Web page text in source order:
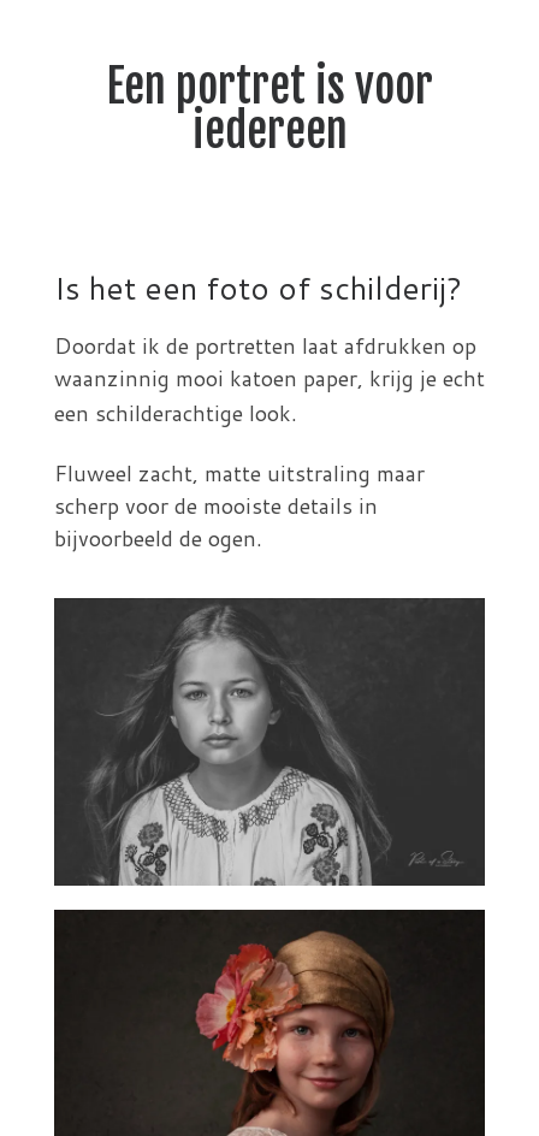
Een portret is voor
iedereen
Is het een foto of schilderij?​
Doordat ik de portretten laat afdrukken op
waanzinnig mooi katoen paper, krijg je echt
een schilderachtige look.
Fluweel zacht, matte uitstraling maar
scherp voor de mooiste details in
bijvoorbeeld de ogen.